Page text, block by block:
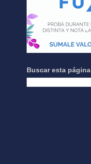
Buscar esta página